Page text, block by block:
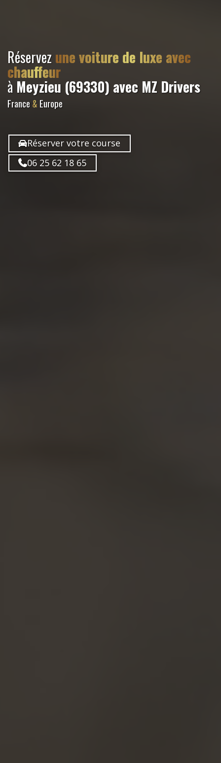
Réservezune voiture de luxe avec
chauffeur
à Meyzieu (69330) avec MZ Drivers
France& Europe
Réserver votre course
06 25 62 18 65